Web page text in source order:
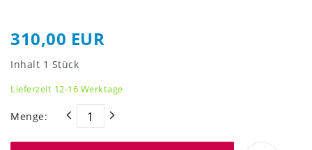
310,00 EUR
Inhalt 1 Stück
Lieferzeit 12-16 Werktage
Menge: